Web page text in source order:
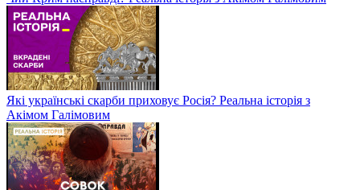
Які українські скарби приховує Росія? Реальна історія з
Акімом Галімовим